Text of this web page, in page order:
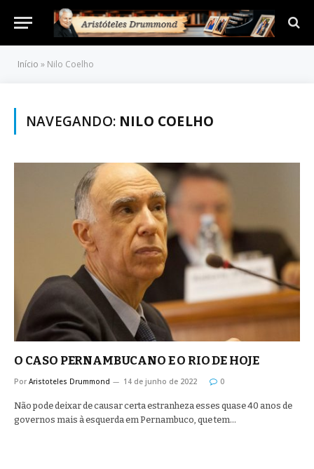
Início » Nilo Coelho
NAVEGANDO: NILO COELHO
O CASO PERNAMBUCANO E O RIO DE HOJE
Por Aristoteles Drummond 14 de junho de 2022 0
Não pode deixar de causar certa estranheza esses quase 40 anos de
governos mais à esquerda em Pernambuco, que tem…